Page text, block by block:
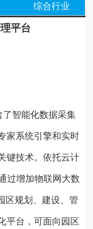
综合行业
平台
智能化数据采集
家系统引擎和实时
键技术。依托云计
过增加物联网大数
区规划、建设、管
平台，可面向园区